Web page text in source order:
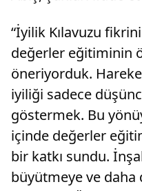
“İyilik Kılavuzu
değerler eğitiminin
öneriyorduk.
iyiliği sadece
göstermek. Bu
içinde değerler
bir katkı sundu.
büyütmeye ve